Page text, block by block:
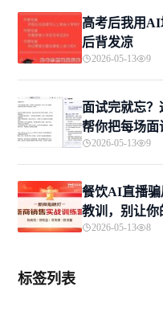
高考后我用
后背发凉
2026-05-13 9
面试完就忘？
帮你把每场面
2026-05-13 9
餐饮AI直播骗
教训，别让
2026-05-13 8
标签列表